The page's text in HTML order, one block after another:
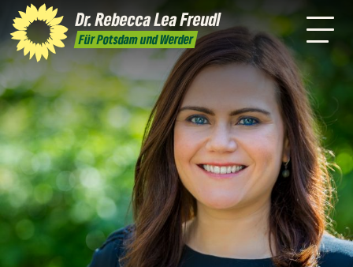
Dr. Rebecca LeaFreudl
Für Potsdam und Werder
Kontakt
mich Themen Wahlkreis